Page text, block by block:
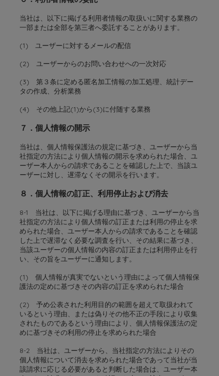
当社は、以下に掲げる利用者情報の取扱いに関する業務の
一部または全部を第三者へ委託することがあります。
(1) ユーザーに対するメールの配信
(2) ユーザーからのお問い合わせへの一次対応
(3) 第３条に定める匿名加工情報の加工処理、統計デー
タの作成、分析業務
(4) その他上記(1)から(3)に付随する業務
７．個人情報の開示
当社は、個人情報保護法の規定に基づき、ユーザーから当
社指定の方法により個人情報の開示を求められた場合、ユ
ーザー本人からの請求であることを確認した上で、当該ユ
ーザーに対し、遅滞なくその開示を行います。
８．個人情報の訂正、利用停止および消去
8-1 当社は、以下に掲げる理由に基づき、ユーザーから当
社指定の方法により個人情報の訂正または利用の停止を求
められた場合、ユーザー本人からの請求であることを確認
した上で遅滞なく必要な調査を行い、その結果に基づき、
当該ユーザーの個人情報の内容の訂正または利用停止を行
い、その旨をユーザーに通知します。
(1) 個人情報が真実でないという理由によって個人情報保
護法の定めに基づきその内容の訂正を求められた場合
(2) 予め公表された利用目的の範囲を超えて取扱われて
いるという理由、または偽りその他不正の手段により収集
されたものであるという理由により、個人情報保護法の定
めに基づきその利用の停止を求められた場合
8-2 当社は、ユーザーから、当社指定の方法によりその
個人情報について消去を求められた場合であって当社が当
該請求に応じる必要があると判断した場合は、ユーザー本